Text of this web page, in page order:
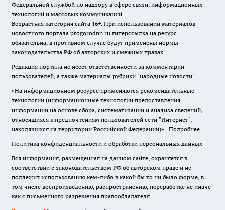
Федеральной службой по надзору в сфере связи, информационных
технологий и массовых коммуникаций.
Возрастная категория сайта 16+. При использовании материалов
новостного портала progorodnn.ru гиперссылка на ресурс
обязательна, в противном случае будут применены нормы
законодательства РФ об авторских и смежных правах.
Редакция портала не несет ответственности за комментарии
пользователей, а также материалы рубрики "народные новости".
«На информационном ресурсе применяются рекомендательные
технологии (информационные технологии предоставления
информации на основе сбора, систематизации и анализа сведений,
относящихся к предпочтениям пользователей сети "Интернет",
находящихся на территории Российской Федерации)». Подробнее
Политика конфиденциальности и обработки персональных данных
Вся информация, размещенная на данном сайте, охраняется в
соответствии с законодательством РФ об авторском праве и не
подлежит использованию кем-либо в какой бы то ни было форме, в
том числе воспроизведению, распространению, переработке не иначе
как с письменного разрешения правообладателя.